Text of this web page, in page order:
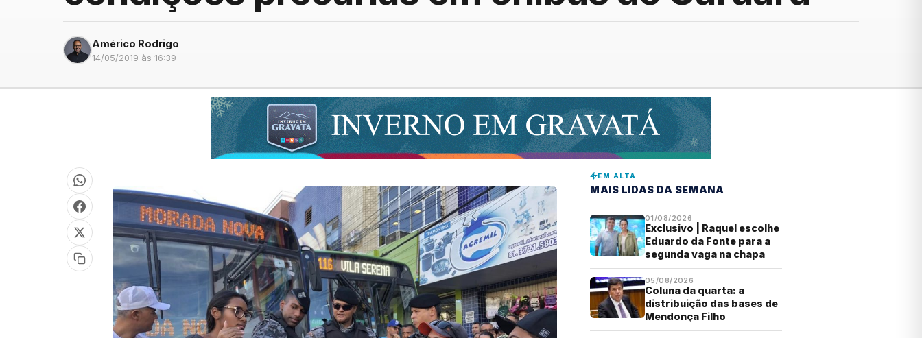
Américo Rodrigo
14/05/2019 às 16:39
EM ALTA
MAIS LIDAS DA SEMANA
01/08/2026
Exclusivo | Raquel escolhe
Eduardo da Fonte para a
segunda vaga na chapa
05/08/2026
Coluna da quarta: a
distribuição das bases de
Mendonça Filho